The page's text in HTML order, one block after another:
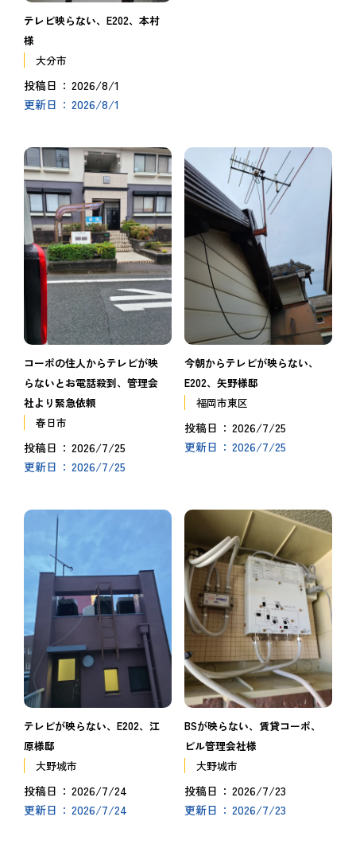
テレビ映らない、E202、本村
様
大分市
投稿日 2026/8/1
更新日 2026/8/1
コーポの住人からテレビが映
らないとお電話殺到、管理会
社より緊急依頼
春日市
投稿日 2026/7/25
更新日 2026/7/25
今朝からテレビが映らない、
E202、矢野様邸
福岡市東区
投稿日 2026/7/25
更新日 2026/7/25
テレビが映らない、E202、江
原様邸
大野城市
投稿日 2026/7/24
更新日 2026/7/24
BSが映らない、賃貸コーポ、
ビル管理会社様
大野城市
投稿日 2026/7/23
更新日 2026/7/23